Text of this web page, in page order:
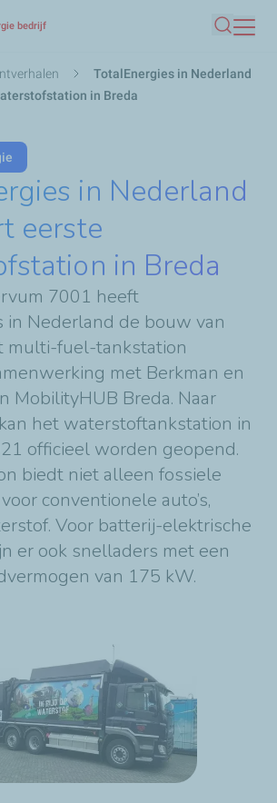
naar
de
bedrijf
Zoeken
TotalEnergies in Nederland
in Breda
in Nederland
eerste
in Breda
7001 heeft
in Nederland de bouw van
multi-fuel-tankstation
met Berkman en
MobilityHUB Breda. Naar
het waterstoftankstation in
officieel worden geopend.
biedt niet alleen fossiele
conventionele auto’s,
Voor batterij-elektrische
er ook snelladers met een
van 175 kW.